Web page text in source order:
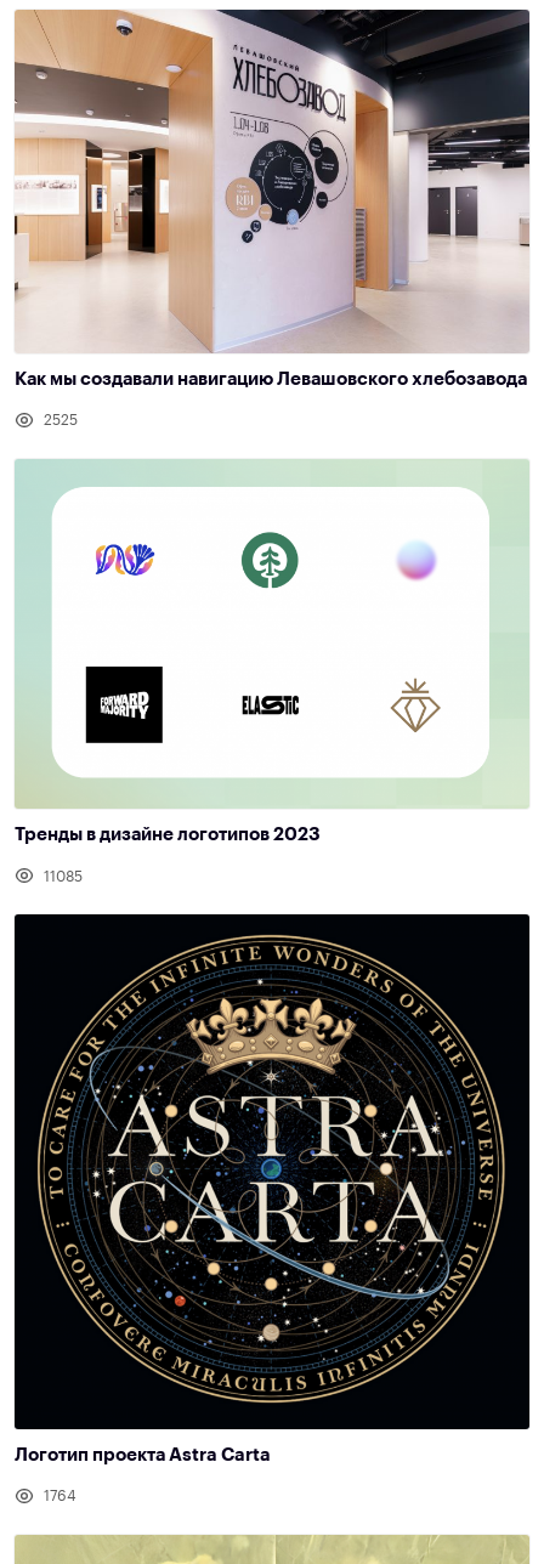
Как мы создавали навигацию Левашовского хлебозавода
2525
Тренды в дизайне логотипов 2023
11085
Логотип проекта Astra Carta
1764